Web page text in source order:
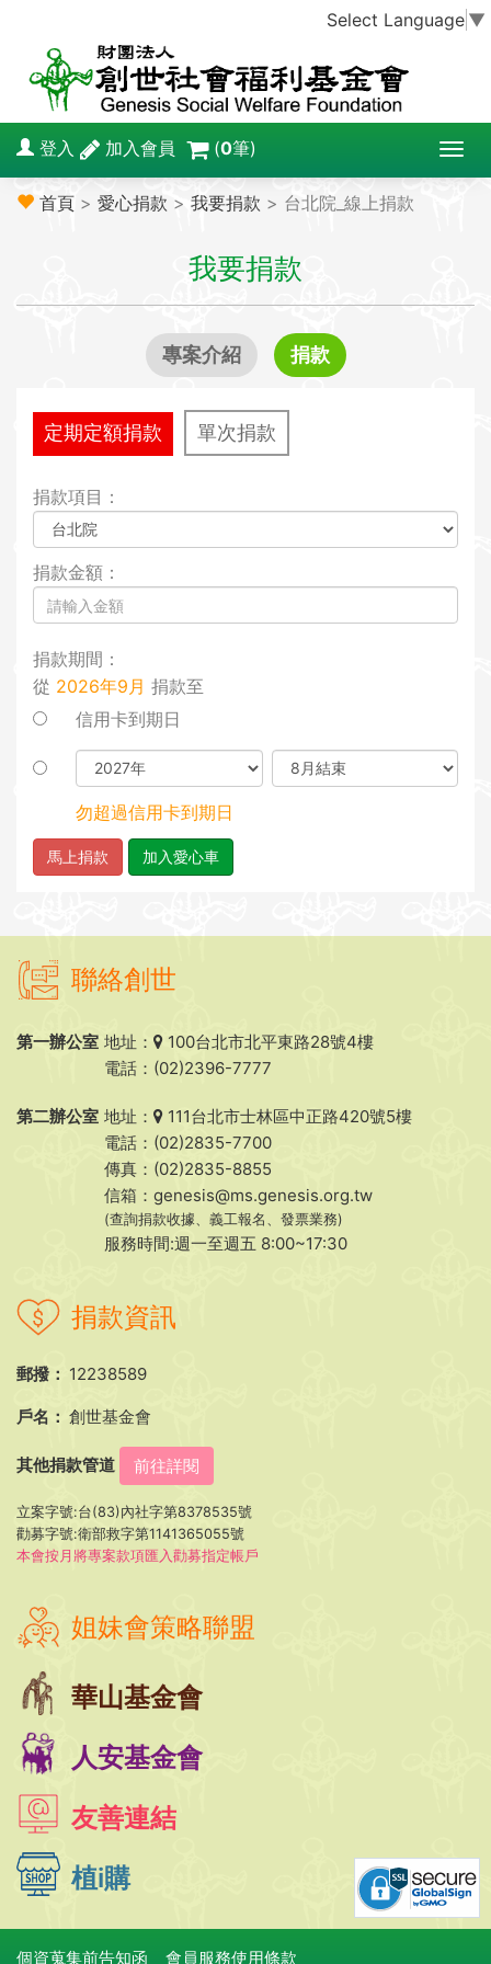
Select Language ▼
T
o
i
o
登入 加入會員 (0筆)
首頁 > 愛心捐款 > 我要捐款 > 台北院_線上捐款
我要捐款
專案介紹 捐款
定期定額捐款 單次捐款
捐款項目：
捐款金額：
捐款期間：
從 2026年9月 捐款至
信用卡到期日
勿超過信用卡到期日
馬上捐款 加入愛心車
聯絡創世
第一辦公室 地址：
100台北市北平東路28號4樓
電話：(02)2396-7777
第二辦公室 地址：
111台北市士林區中正路420號5樓
電話：(02)2835-7700
傳真：(02)2835-8855
信箱： genesis@ms.genesis.org.tw
(查詢捐款收據、義工報名、發票業務)
服務時間:週一至週五 8:00~17:30
捐款資訊
郵撥： 12238589
戶名： 創世基金會
其他捐款管道 前往詳閱
立案字號:台(83)內社字第8378535號
勸募字號:衛部救字第1141365055號
本會按月將專案款項匯入勸募指定帳戶
姐妹會策略聯盟
華山基金會
人安基金會
友善連結
植i購
個資蒐集前告知函 會員服務使用條款